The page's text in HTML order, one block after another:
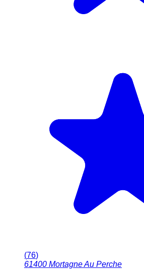
(76)
61400 Mortagne Au Perche